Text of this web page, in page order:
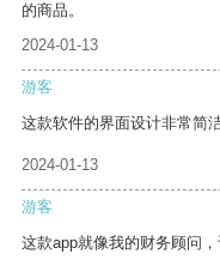
的商品。
2024-01-13
游客
这款软件的界面设计非常简
2024-01-13
游客
这款app就像我的财务顾问，